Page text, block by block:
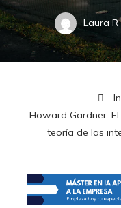
Laura
Howard Gardner:
teoría de las